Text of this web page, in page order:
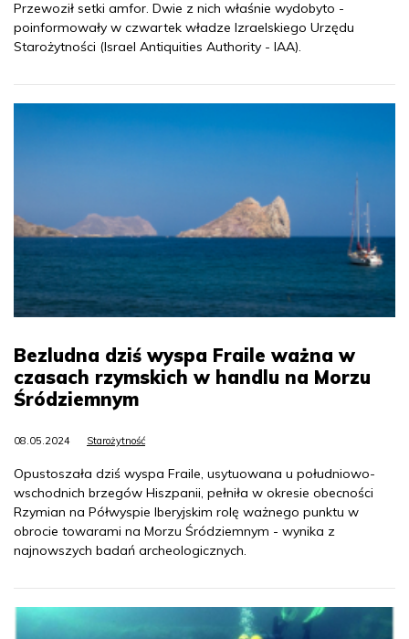
Przewoził setki amfor. Dwie z nich właśnie wydobyto -
poinformowały w czwartek władze Izraelskiego Urzędu
Starożytności (Israel Antiquities Authority - IAA).
Bezludna dziś wyspa Fraile ważna w
czasach rzymskich w handlu na Morzu
Śródziemnym
08.05.2024 Starożytność
Opustoszała dziś wyspa Fraile, usytuowana u południowo-
wschodnich brzegów Hiszpanii, pełniła w okresie obecności
Rzymian na Półwyspie Iberyjskim rolę ważnego punktu w
obrocie towarami na Morzu Śródziemnym - wynika z
najnowszych badań archeologicznych.